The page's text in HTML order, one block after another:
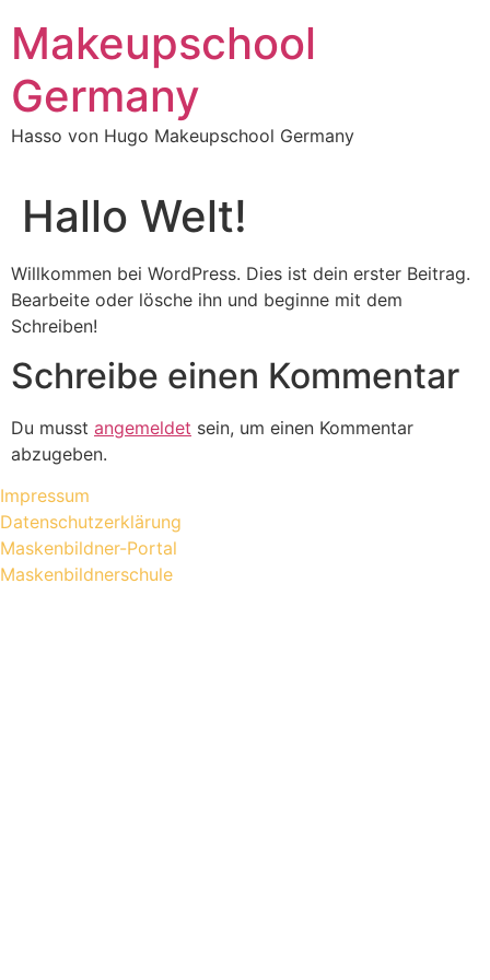
Makeupschool
Germany
Hasso von Hugo Makeupschool Germany
Hallo Welt!
Willkommen bei WordPress. Dies ist dein erster Beitrag.
Bearbeite oder lösche ihn und beginne mit dem
Schreiben!
Schreibe einen Kommentar
Du musst angemeldet sein, um einen Kommentar
abzugeben.
Impressum
Datenschutzerklärung
Maskenbildner-Portal
Maskenbildnerschule